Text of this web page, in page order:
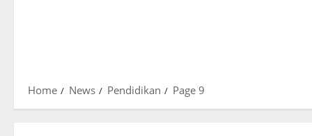
Home News Pendidikan Page 9